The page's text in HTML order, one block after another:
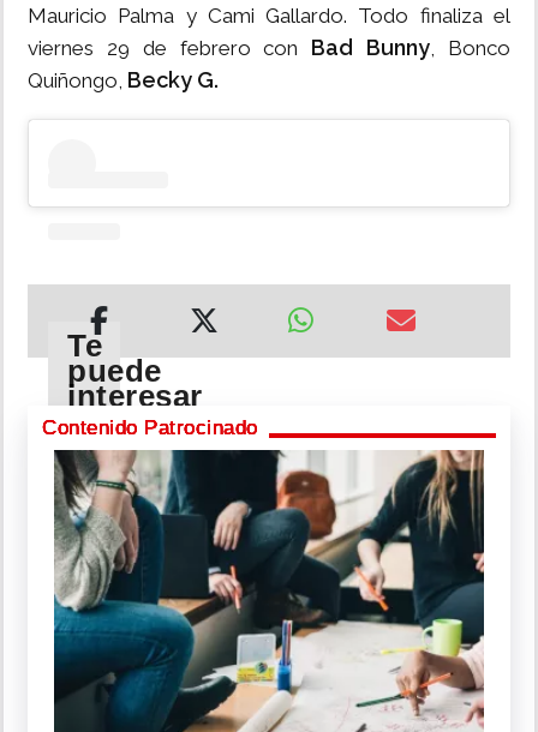
Mauricio Palma y Cami Gallardo. Todo finaliza el
viernes 29 de febrero con Bad Bunny, Bonco
Quiñongo, Becky G.
Te
puede
interesar
Influencer
dice
ser
amante
de
J
Balvin
y
que
él
engañó
Contenido Patrocinado